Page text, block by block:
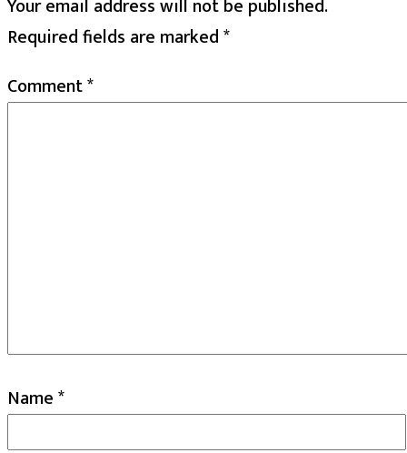
Required fields are marked*
Comment*
Name*